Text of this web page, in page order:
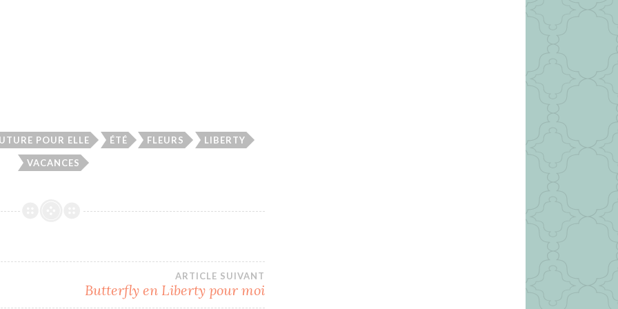
POUR ELLE ÉTÉ FLEURS LIBERTY
VACANCES
ARTICLE SUIVANT
Butterfly en Liberty pour moi